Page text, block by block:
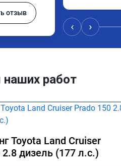
отзыв
‹ ›
работ
Toyota Land Cruiser
2.8 дизель (177 л.с.)